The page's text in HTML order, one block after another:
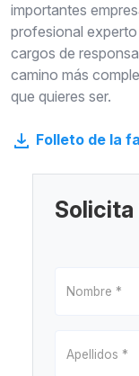
importantes
profesional
cargos de
camino más
que quieres ser.
Folleto de la